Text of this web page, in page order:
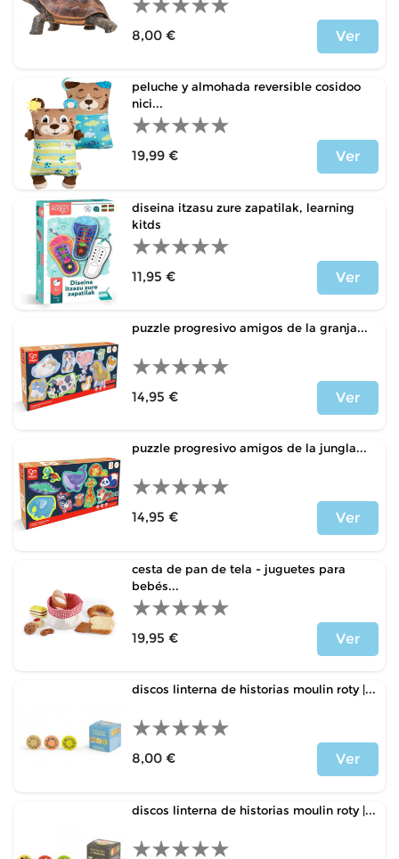
8,00 €
Ver
peluche y almohada reversible cosidoo
nici...
19,99 €
Ver
diseina itzasu zure zapatilak, learning
kitds
11,95 €
Ver
puzzle progresivo amigos de la granja...
14,95 €
Ver
puzzle progresivo amigos de la jungla...
14,95 €
Ver
cesta de pan de tela - juguetes para
bebés...
19,95 €
Ver
discos linterna de historias moulin roty |...
8,00 €
Ver
discos linterna de historias moulin roty |...